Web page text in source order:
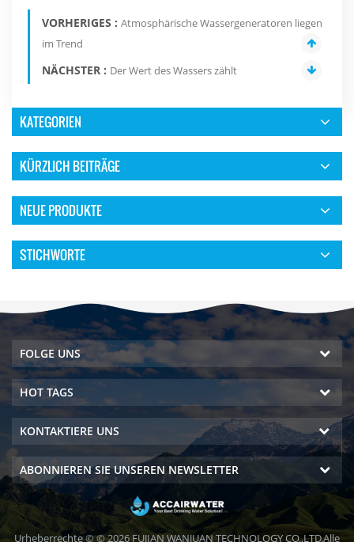
VORHERIGES : Atmosphärische Wassergeneratoren liegen
im Trend
NÄCHSTER : Der Wert des Wassers zählt
KATEGORIEN
KÜRZLICH BEITRÄGE
NEUE PRODUKTE
STICHWORTE
FOLGE UNS
HOT TAGS
KONTAKTIERE UNS
ABONNIEREN SIE UNSEREN NEWSLETTER
Urheberrechte © © 2026 FUJIAN WANJUAN TECHNOLOGY CO.,LTD.Alle